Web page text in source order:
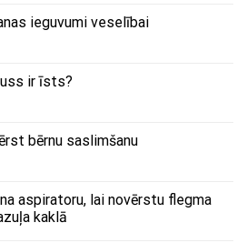
ieguvumi veselībai
ir īsts?
bērnu saslimšanu
aspiratoru, lai novērstu flegma
kaklā